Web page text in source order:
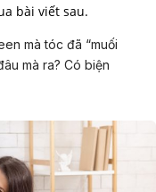
bài viết sau.
mà tóc đã “muối
mà ra? Có biện